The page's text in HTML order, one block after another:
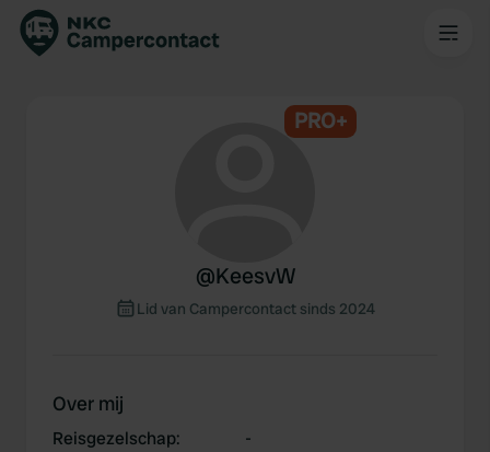
PRO+
@KeesvW
Lid van Campercontact sinds 2024
Over mij
Reisgezelschap:
-